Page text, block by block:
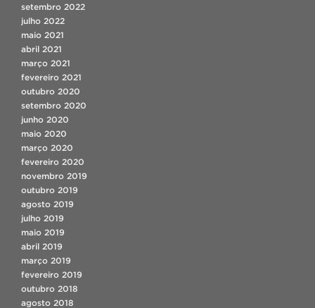
setembro 2022
julho 2022
maio 2021
abril 2021
março 2021
fevereiro 2021
outubro 2020
setembro 2020
junho 2020
maio 2020
março 2020
fevereiro 2020
novembro 2019
outubro 2019
agosto 2019
julho 2019
maio 2019
abril 2019
março 2019
fevereiro 2019
outubro 2018
agosto 2018